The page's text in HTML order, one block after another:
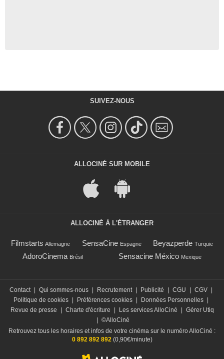
SUIVEZ-NOUS
ALLOCINÉ SUR MOBILE
ALLOCINÉ À L'ÉTRANGER
Filmstarts Allemagne SensaCine Espagne Beyazperde Turquie
AdoroCinema Brésil Sensacine México Mexique
Contact | Qui sommes-nous | Recrutement | Publicité | CGU | CGV |
Politique de cookies | Préférences cookies | Données Personnelles |
Revue de presse
| Charte d'écriture | Les services AlloCiné | Gérer Utiq
| ©AlloCiné
Retrouvez tous les horaires et infos de votre cinéma sur le numéro AlloCiné :
0 892 892 892 (0,90€/minute)